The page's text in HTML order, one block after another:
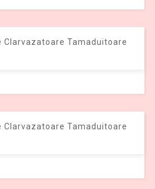
Clarvazatoare Tamaduitoare
Clarvazatoare Tamaduitoare